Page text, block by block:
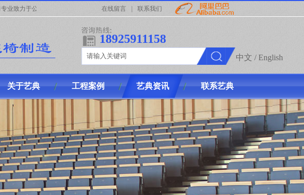
公共座椅开发，设计，生产及销售。公司拥有景院椅，礼堂椅，剧院椅，教育课桌椅，多功能课桌椅五大系
在线留言 联系我们
中文 /English
18925911158
关于艺典 工程案例 艺典资讯 联系艺典